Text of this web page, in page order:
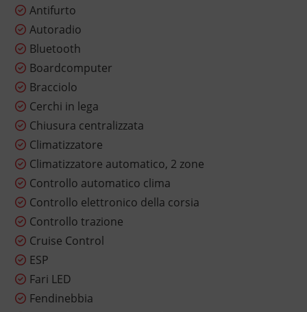
Antifurto
Autoradio
Bluetooth
Boardcomputer
Bracciolo
Cerchi in lega
Chiusura centralizzata
Climatizzatore
Climatizzatore automatico, 2 zone
Controllo automatico clima
Controllo elettronico della corsia
Controllo trazione
Cruise Control
ESP
Fari LED
Fendinebbia